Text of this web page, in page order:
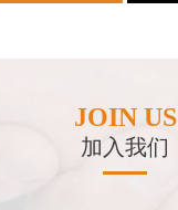
JOIN US
加入我们